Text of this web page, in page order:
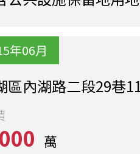
年06月
區內湖路二段29巷
萬